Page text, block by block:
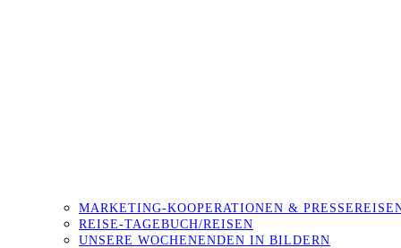
MARKETING-KOOPERATIONEN &
REISE-TAGEBUCH/REISEN
UNSERE WOCHENENDEN IN BILDERN